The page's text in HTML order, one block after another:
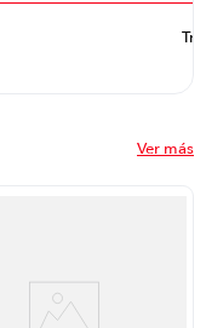
Ver más